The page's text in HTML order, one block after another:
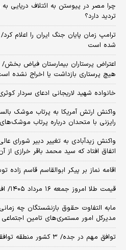
چرا مصر در پیوستن به ائتلاف دریایی به
تردید دارد؟
ترامپ زمان پایان جنگ ایران را اعلام
شده است
اعتراض پرستاران بیمارستان فیاض
هیچ پرستاری بازداشت یا اخراج نشده
خانواده شهید لاریجانی ادعای سردار
واکنش ارتش آمریکا به پرتاب موشک
رایزنی با متحدان درباره پرتاب
واکنش زیدآبادی به تغییر دبیر شورای
اتفاق افتاد که سید محمد باقر خرازی از
اقامه نماز بر پیکر ابوالقاسم قاسم
قیمت طلا امروز جمعه ۱۶ مرداد ۱۴۰۵/ افزایش قیمت طلا
مابه التفاوت حقوق بازنشستگان چه
مدیرکل امور مستمری‌های تامین اجتماعی
توافق مهم در جده/ ۳ کشور منطقه توافقنامه نظامی امضا می‌کنند